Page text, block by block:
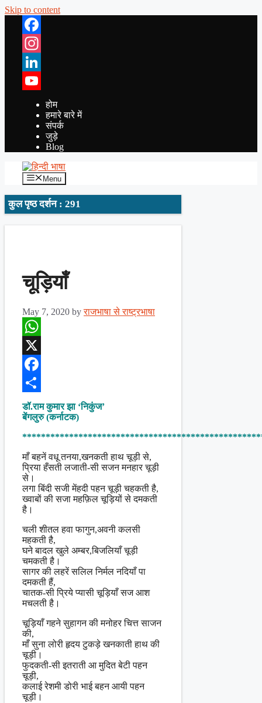
Skip to content
Facebook
Instagram
LinkedIn
YouTube
होम
हमारे बारे में
संपर्क
जुड़े
Blog
Menu
कुल पृष्ठ दर्शन : 291
चूड़ियाँ
May 7, 2020 byराजभाषा से राष्ट्रभाषा
WhatsApp
X
Facebook
Share
डॉ.राम कुमार झा ‘निकुंज’
बेंगलुरु (कर्नाटक)
माँ बहनें वधू तनया,खनकती हाथ चूड़ी से,
प्रिया हँसती लजाती-सी सजन मनहार चूड़ी
से।
लगा बिंदी सजी मेंहदी पहन चूड़ी चहकती है,
ख्वाबों की सजा महफ़िल चूड़ियों से दमकती
है।
चली शीतल हवा फागुन,अवनी कलसी
महकती है,
घने बादल खुले अम्बर,बिजलियाँ चूड़ी
चमकती है।
सागर की लहरें सलिल निर्मल नदियाँ पा
दमकती हैं,
चातक-सी प्रिये प्यासी चूड़ियाँ सज आश
मचलती है।
चूड़ियाँ गहने सुहागन की मनोहर चित्त साजन
की,
माँ सुना लोरी हृदय टुकड़े खनकाती हाथ की
चूड़ी।
फुदकती-सी इतराती आ मुदित बेटी पहन
चूड़ी,
कलाई रेशमी डोरी भाई बहन आयी पहन
चूड़ी।